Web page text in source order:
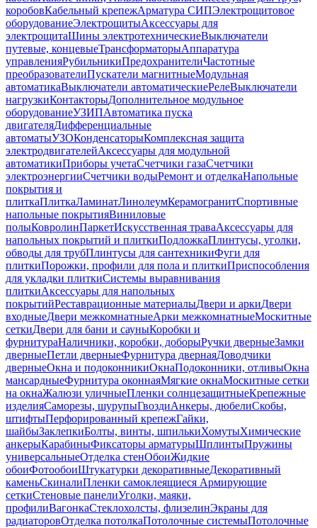
коробовКабельный крепежАрматура СИПЭлектрощитовое
оборудованиеЭлектрощитыАксессуары для
электрощитаШины электротехническиеВыключатели
путевые, концевыеТрансформаторыАппаратура
управленияРубильникиПредохранителиЧастотные
преобразователиПускатели магнитныеМодульная
автоматикаВыключатели автоматическиеРелеВыключатели
нагрузкиКонтакторыДополнительное модульное
оборудованиеУЗИПАвтоматика пуска
двигателяДифференциальные
автоматыУЗОКонденсаторыКомплексная защита
электродвигателейАксессуары для модульной
автоматикиПриборы учетаСчетчики газаСчетчики
электроэнергииСчетчики водыРемонт и отделкаНапольные
покрытия и
плиткаПлиткаЛаминатЛинолеумКерамогранитСпортивные
напольные покрытияВиниловые
полыКовролинПаркетИскусственная траваАксессуары для
напольных покрытий и плиткиПодложкаПлинтусы, уголки,
обводы для трубПлинтусы для сантехникиФуги для
плиткиПорожки, профили для пола и плиткиПриспособления
для укладки плиткиСистемы выравнивания
плиткиАксессуары для напольных
покрытийРеставрационные материалыДвери и аркиДвери
входныеДвери межкомнатныеАрки межкомнатныеМоскитные
сеткиДвери для бани и сауныКоробки и
фурнитураНаличники, коробки, доборыРучки дверныеЗамки
дверныеПетли дверныеФурнитура двернаяДоводчики
дверныеОкна и подоконникиОкнаПодоконники, отливыОкна
мансардныеФурнитура оконнаяМягкие окнаМоскитные сетки
на окнаЖалюзи уличныеПленки солнцезащитныеКрепежные
изделияСаморезы, шурупыГвоздиАнкеры, дюбелиСкобы,
штифтыПерфорированный крепежГайки,
шайбыЗаклепкиБолты, винты, шпилькиХомутыХимические
анкерыКарабиныФиксаторы арматурыШплинтыПружины
универсальныеОтделка стенОбоиЖидкие
обоиФотообоиШтукатурки декоративныеДекоративный
каменьСкиналиПленки самоклеящиеся Армирующие
сеткиСтеновые панелиУголки, маяки,
профилиВагонкаСтеклохолсты, флизелинЭкраны для
радиаторовОтделка потолкаПотолочные системыПотолочные